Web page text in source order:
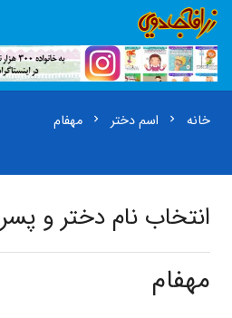
خانه chevron_right اسم دختر chevron_right مهفام
انتخاب نام دختر و پسر
مهفام